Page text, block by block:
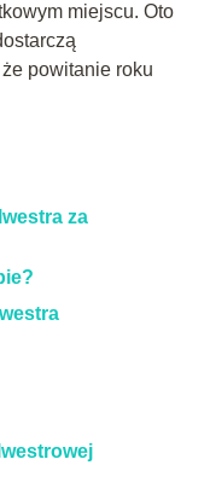
miejscu. Oto
powitanie roku
za